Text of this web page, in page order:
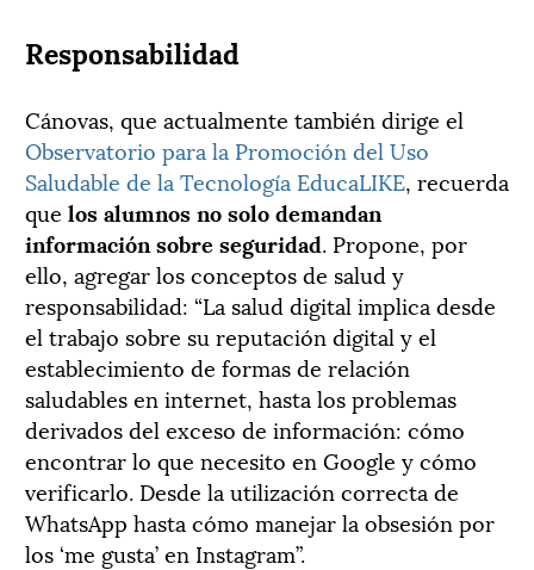
Responsabilidad
Cánovas, que actualmente también dirige el
Observatorio para la Promoción del Uso
Saludable de la Tecnología EducaLIKE, recuerda
que los alumnos no solo demandan
información sobre seguridad. Propone, por
ello, agregar los conceptos de salud y
responsabilidad: “La salud digital implica desde
el trabajo sobre su reputación digital y el
establecimiento de formas de relación
saludables en internet, hasta los problemas
derivados del exceso de información: cómo
encontrar lo que necesito en Google y cómo
verificarlo. Desde la utilización correcta de
WhatsApp hasta cómo manejar la obsesión por
los ‘me gusta’ en Instagram”.